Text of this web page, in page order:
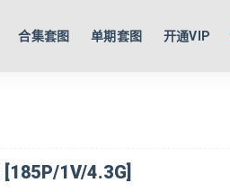
合集套图 单期套图 开通VIP
1V/4.3G]
全部